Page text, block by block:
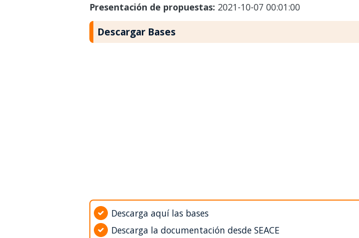
Presentación de propuestas: 2021-10-07 00:01:00
Descargar Bases
Descarga aquí las bases
Descarga la documentación desde SEACE